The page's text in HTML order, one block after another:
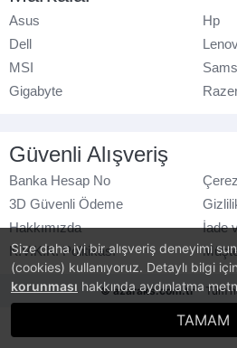
Size daha iyi bir alışveriş deneyimi
(cookies) kullanıyoruz. Detaylı bilgi için
korunması hakkında aydınlatma
TAMAM
Asus
Hp
Dell
MSI
Gigabyte
Güvenli Alışveriş
Banka Hesap No
3D Güvenli Ödeme
Hakkımızda
İade
K.V.K.K. Politikası
© azaraks.com.tr- Tüm